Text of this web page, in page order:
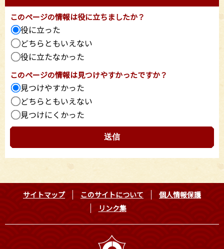
このページの情報は役に立ちましたか？
役に立った
どちらともいえない
役に立たなかった
このページの情報は見つけやすかったですか？
見つけやすかった
どちらともいえない
見つけにくかった
サイトマップ このサイトについて
個人情報保護
リンク集